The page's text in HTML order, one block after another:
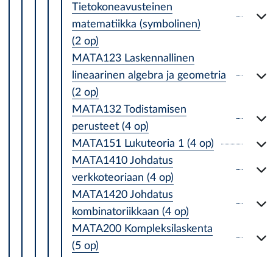
Tietokoneavusteinen
matematiikka (symbolinen)
(2 op)
MATA123 Laskennallinen
lineaarinen algebra ja geometria
(2 op)
MATA132 Todistamisen
perusteet (4 op)
MATA151 Lukuteoria 1 (4 op)
MATA1410 Johdatus
verkkoteoriaan (4 op)
MATA1420 Johdatus
kombinatoriikkaan (4 op)
MATA200 Kompleksilaskenta
(5 op)